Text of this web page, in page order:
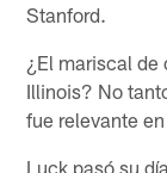
Stanford.
¿El mariscal de
Illinois? No
fue relevante
Luck pasó su